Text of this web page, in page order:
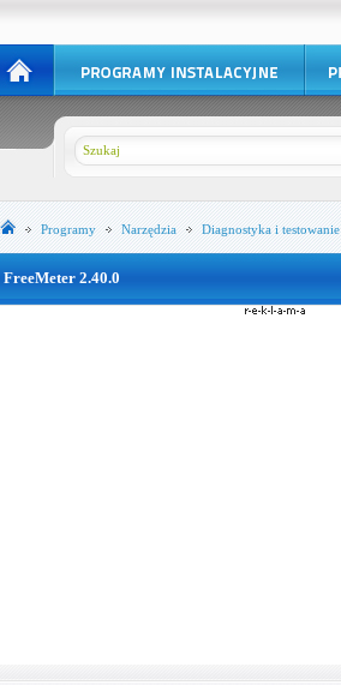
Programy Narzędzia Diagnostyka i testowanie
FreeMeter 2.40.0